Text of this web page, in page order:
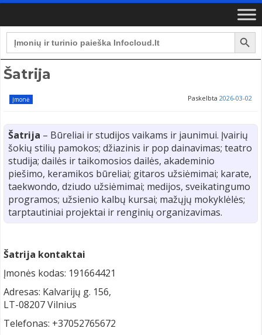
Search
for:
Search Button
Šatrija
Įmonė Paskelbta 2026-03-02
Šatrija – Būreliai ir studijos vaikams ir jaunimui. Įvairių
šokių stilių pamokos; džiazinis ir pop dainavimas; teatro
studija; dailės ir taikomosios dailės, akademinio
piešimo, keramikos būreliai; gitaros užsiėmimai; karate,
taekwondo, dziudo užsiėmimai; medijos, sveikatingumo
programos; užsienio kalbų kursai; mažųjų mokyklėlės;
tarptautiniai projektai ir renginių organizavimas.
Šatrija kontaktai
Įmonės kodas: 191664421
Adresas: Kalvarijų g. 156,
LT-08207 Vilnius
Telefonas: +37052765672